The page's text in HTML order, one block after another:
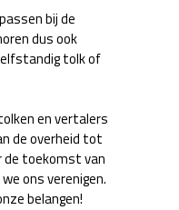
bij de
dus ook
tolk of
en vertalers
de overheid tot
de toekomst van
ons verenigen.
belangen!